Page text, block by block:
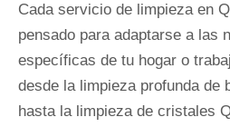
Cada servicio de limpieza en
pensado para adaptarse a las
específicas de tu hogar o
desde la limpieza profunda de
hasta la limpieza de cristales